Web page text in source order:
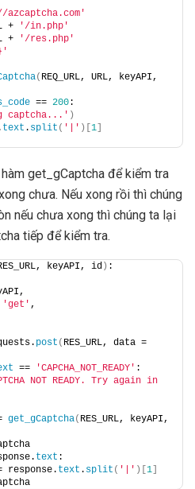
+
'/in.php'
+
'/res.php'
( REQ_URL, URL, keyAPI,
== 200:
captcha...' )
text . split ( '|' )[ 1
get_gCaptcha để kiểm tra
chưa. Nếu xong rồi thì chúng
nếu chưa xong thì chúng ta lại
tiếp để kiểm tra.
keyAPI, id ) :
'get' ,
post ( RES_URL, data =
== 'CAPCHA_NOT_READY' :
NOT READY. Try again in
get_gCaptcha( RES_URL, keyAPI,
text :
response.
text . split ( '|' )[ 1